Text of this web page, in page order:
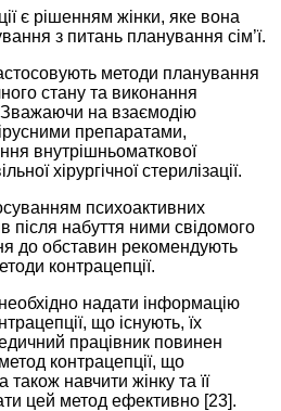
є рішенням жінки, яке вона
з питань планування сім’ї.
методи планування
стану та виконання
Зважаючи на взаємодію
препаратами,
внутрішньоматкової
хірургічної стерилізації.
психоактивних
після набуття ними свідомого
до обставин рекомендують
контрацепції.
надати інформацію
що існують, їх
працівник повинен
контрацепції, що
також навчити жінку та її
цей метод ефективно [23].